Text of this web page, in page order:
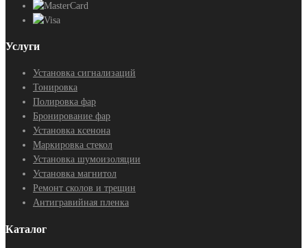
Услуги
Установка сигнализаций
Тонировка
Полировка фар
Бронирование фар
Установка ксенона
Маркировка стекол
Установка шумоизоляции
Установка магнитол
Ремонт сколов и трещин
Антигравийная пленка
Каталог